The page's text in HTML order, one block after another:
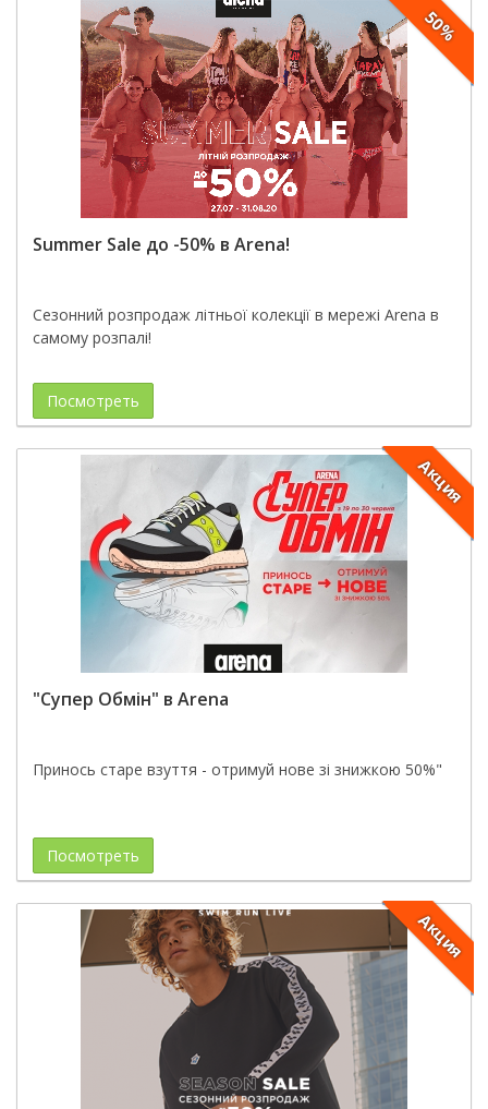
50%
Summer Sale до -50% в Arena!
Сезонний розпродаж літньої колекції в мережі Arena в
самому розпалі!
Посмотреть
Акция
"Супер Обмін" в Arena
Принось старе взуття - отримуй нове зі знижкою 50%"
Посмотреть
Акция